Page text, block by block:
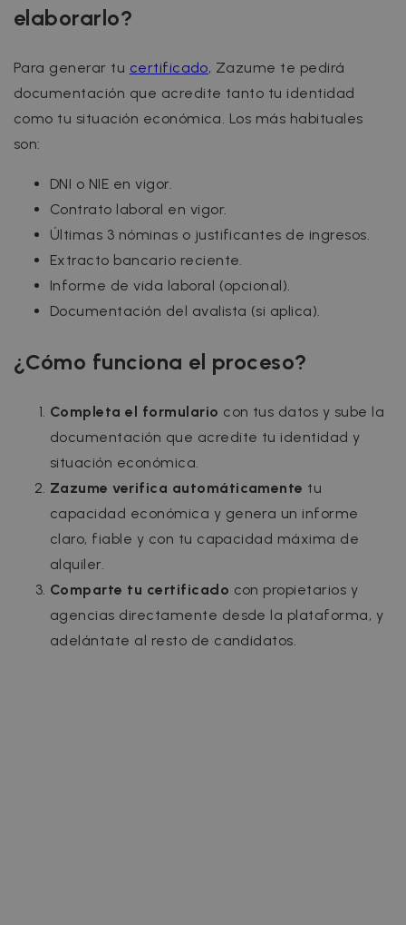
elaborarlo?
Para generar tu certificado, Zazume te pedirá
documentación que acredite tanto tu identidad
como tu situación económica. Los más habituales
son:
DNI o NIE en vigor.
Contrato laboral en vigor.
Últimas 3 nóminas o justificantes de ingresos.
Extracto bancario reciente.
Informe de vida laboral (opcional).
Documentación del avalista (si aplica).
¿Cómo funciona el proceso?
Completa el formulario con tus datos y sube la
documentación que acredite tu identidad y
situación económica.
Zazume verifica automáticamente tu
capacidad económica y genera un informe
claro, fiable y con tu capacidad máxima de
alquiler.
Comparte tu certificado con propietarios y
agencias directamente desde la plataforma, y
adelántate al resto de candidatos.